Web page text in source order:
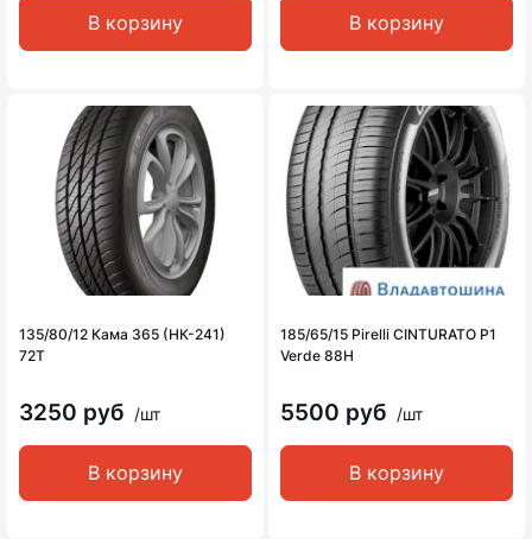
В корзину В корзину
135/80/12 Кама 365 (НК-241)
72T
3250 руб /шт
В корзину
185/65/15 Pirelli CINTURATO P1
Verde 88H
5500 руб /шт
В корзину